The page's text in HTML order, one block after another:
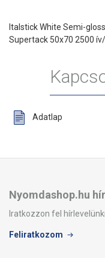
Italstick White Semi-gloss
Supertack 50x70 2500 ív/
Adatlap
Nyomdashop.hu
Iratkozzon fel
Feliratkozom